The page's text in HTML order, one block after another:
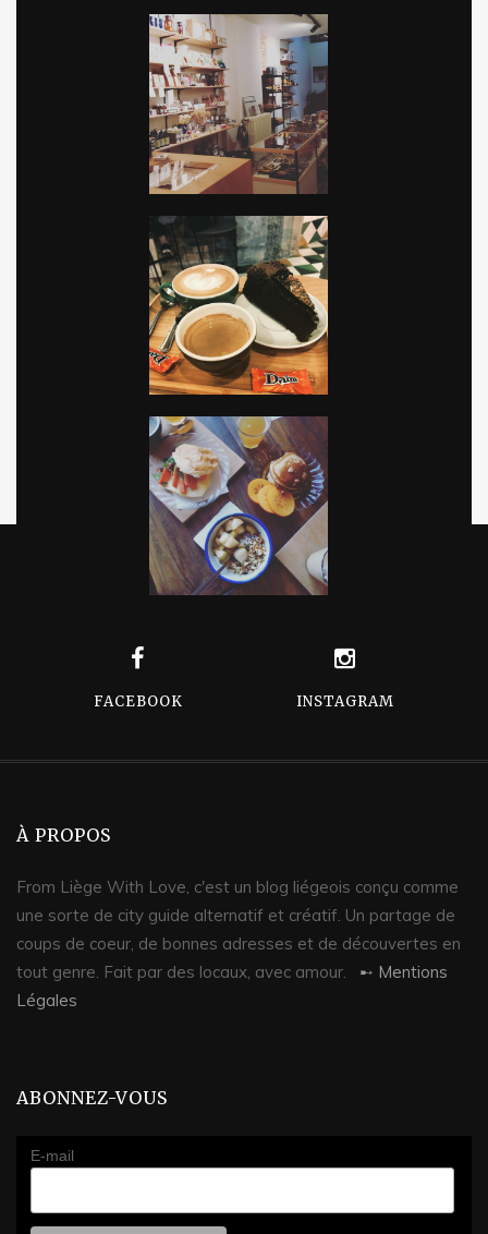
FACEBOOK INSTAGRAM
À PROPOS
From Liège With Love, c'est un blog liégeois conçu comme
une sorte de city guide alternatif et créatif. Un partage de
coups de coeur, de bonnes adresses et de découvertes en
tout genre. Fait par des locaux, avec amour. ➸ Mentions
Légales
ABONNEZ-VOUS
E-mail